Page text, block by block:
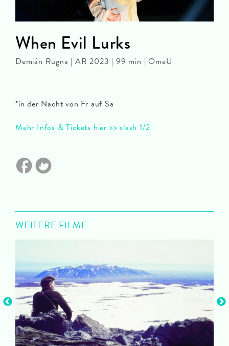
*in der Nacht von Fr auf Sa
Mehr Infos & Tickets hier >> slash 1/2
When Evil Lurks
Demián Rugna | AR 2023 | 99 min | OmeU
WEITERE FILME